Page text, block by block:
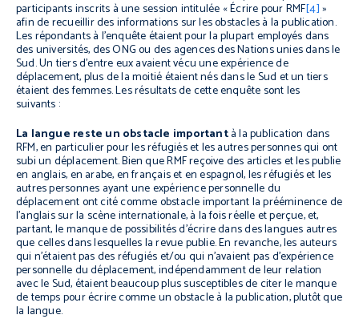
participants inscrits à une session intitulée « Écrire pour RMF[4]»
afin de recueillir des informations sur les obstacles à la publication.
Les répondants à l’enquête étaient pour la plupart employés dans
des universités, des ONG ou des agences des Nations unies dans le
Sud. Un tiers d’entre eux avaient vécu une expérience de
déplacement, plus de la moitié étaient nés dans le Sud et un tiers
étaient des femmes. Les résultats de cette enquête sont les
suivants :
La langue reste un obstacle importantà la publication dans
RFM, en particulier pour les réfugiés et les autres personnes qui ont
subi un déplacement. Bien que RMF reçoive des articles et les publie
en anglais, en arabe, en français et en espagnol, les réfugiés et les
autres personnes ayant une expérience personnelle du
déplacement ont cité comme obstacle important la prééminence de
l’anglais sur la scène internationale, à la fois réelle et perçue, et,
partant, le manque de possibilités d’écrire dans des langues autres
que celles dans lesquelles la revue publie. En revanche, les auteurs
qui n’étaient pas des réfugiés et/ou qui n’avaient pas d’expérience
personnelle du déplacement, indépendamment de leur relation
avec le Sud, étaient beaucoup plus susceptibles de citer le manque
de temps pour écrire comme un obstacle à la publication, plutôt que
la langue.